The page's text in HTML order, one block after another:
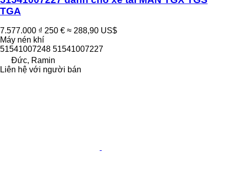
TGA
7.577.000 ₫ 250 € ≈ 288,90 US$
Máy nén khí
51541007248 51541007227
Đức, Ramin
Liên hệ với người bán